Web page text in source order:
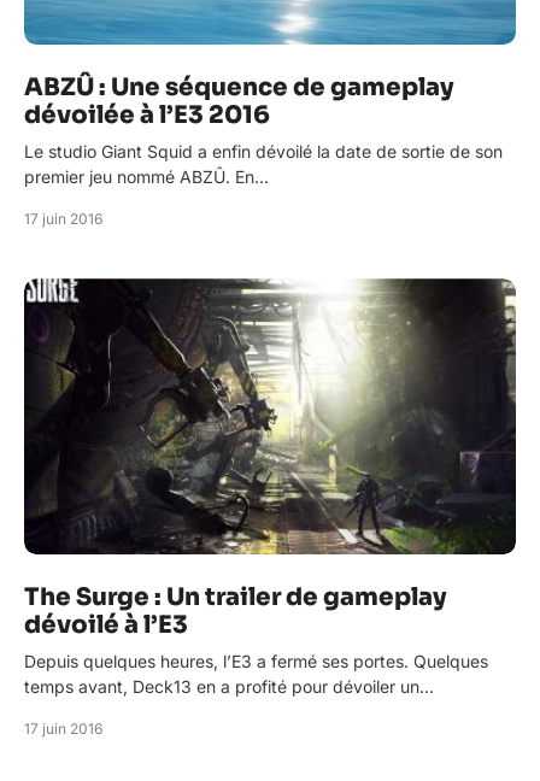
ABZÛ : Une séquence de gameplay
dévoilée à l’E3 2016
Le studio Giant Squid a enfin dévoilé la date de sortie de son
premier jeu nommé ABZÛ. En…
17 juin 2016
The Surge : Un trailer de gameplay
dévoilé à l’E3
Depuis quelques heures, l’E3 a fermé ses portes. Quelques
temps avant, Deck13 en a profité pour dévoiler un…
17 juin 2016